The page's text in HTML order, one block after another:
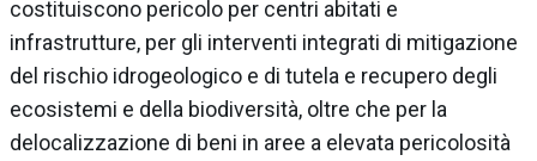
costituiscono pericolo per centri abitati e
infrastrutture, per gli interventi integrati di mitigazione
del rischio idrogeologico e di tutela e recupero degli
ecosistemi e della biodiversità, oltre che per la
delocalizzazione di beni in aree a elevata pericolosità